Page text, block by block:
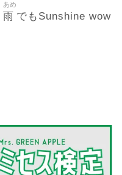
雨
あめ
でもSunshine wow